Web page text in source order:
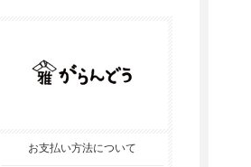
お支払い方法について